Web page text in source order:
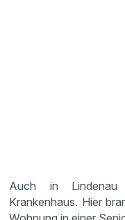
Auch in Lindenau
Krankenhaus. Hier